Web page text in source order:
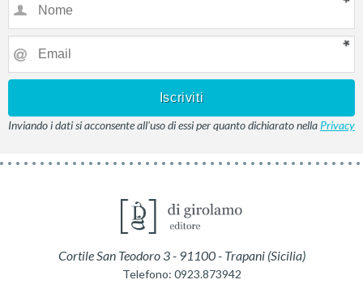
Inviando i dati si acconsente all'uso di essi per quanto dichiarato nella Privacy
Cortile San Teodoro 3- 91100- Trapani(Sicilia)
Telefono: 0923.873942